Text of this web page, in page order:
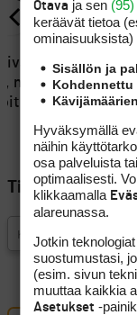
Eppu
Tapio
mutta
Tilaa
Otava ja sen
keräävät tietoa
Sisällön ja
Kohdennettu
Hyväksymällä
näihin
osa palveluista
optimaalisesti.
klikkaamalla
alareunassa.
Jotkin
suostumustasi,
(esim. sivun
muuttaa kaikkia
Asetukset -